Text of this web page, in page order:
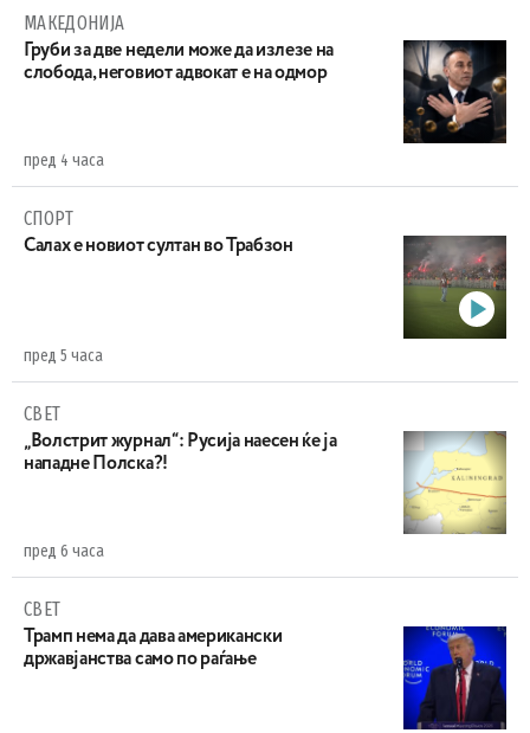
МАКЕДОНИЈА
Груби за две недели може да излезе на
слобода, неговиот адвокат е на одмор
пред 4 часа
СПОРТ
Салах е новиот султан во Трабзон
пред 5 часа
СВЕТ
„Волстрит журнал“: Русија наесен ќе ја
нападне Полска?!
пред 6 часа
СВЕТ
Трамп нема да дава американски
државјанства само по раѓање